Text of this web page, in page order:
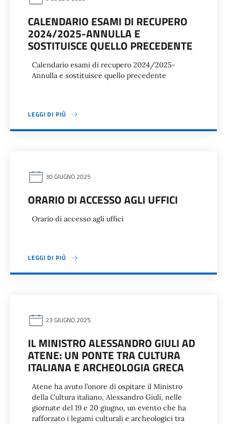
CALENDARIO ESAMI DI RECUPERO
2024/2025-ANNULLA E
SOSTITUISCE QUELLO PRECEDENTE
Calendario esami di recupero 2024/2025-
Annulla e sostituisce quello precedente
LEGGI DI PIÙ
30 GIUGNO 2025
ORARIO DI ACCESSO AGLI UFFICI
Orario di accesso agli uffici
LEGGI DI PIÙ
23 GIUGNO 2025
IL MINISTRO ALESSANDRO GIULI AD
ATENE: UN PONTE TRA CULTURA
ITALIANA E ARCHEOLOGIA GRECA
Atene ha avuto l’onore di ospitare il Ministro
della Cultura italiano, Alessandro Giuli, nelle
giornate del 19 e 20 giugno, un evento che ha
rafforzato i legami culturali e archeologici tra